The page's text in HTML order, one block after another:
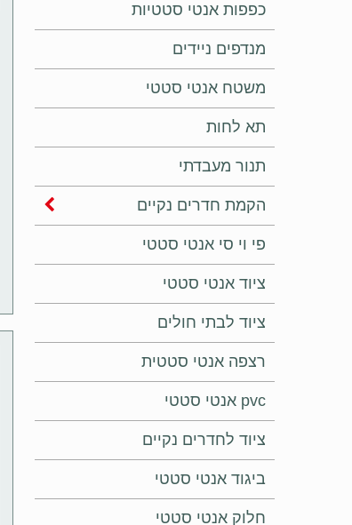
כפפות אנטי סטטיות
מנדפים ניידים
משטח אנטי סטטי
תא לחות
תנור מעבדתי
הקמת חדרים נקיים
פי וי סי אנטי סטטי
ציוד אנטי סטטי
ציוד לבתי חולים
רצפה אנטי סטטית
pvc אנטי סטטי
ציוד לחדרים נקיים
ביגוד אנטי סטטי
חלוק אנטי סטטי